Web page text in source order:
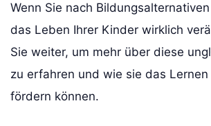
Wenn Sie nach
das Leben Ihrer Kinder wirklich
Sie weiter, um mehr über diese
zu erfahren und wie sie das
fördern können.